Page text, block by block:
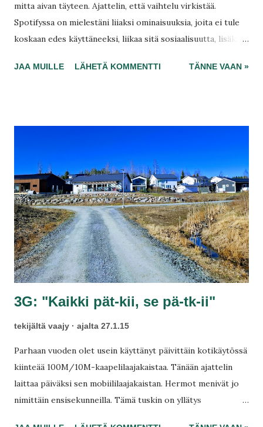
mitta aivan täyteen. Ajattelin, että vaihtelu virkistää.
Spotifyssa on mielestäni liiaksi ominaisuuksia, joita ei tule
koskaan edes käyttäneeksi, liikaa sitä sosiaalisuutta, lisäksi
asioista. Vaikken pidä muutoksista, olen valmis sellaiset
JAA MUILLE LÄHETÄ KOMMENTTI TÄNNE VAAN »
3G: "Kaikki pät-kii, se pä-tk-ii"
tekijältä vaajy ajalta 27.1.15
Parhaan vuoden olet usein käyttänyt päivittäin kotikäytössä
kiinteää 100M/10M-kaapelilaajakaistaa. Tänään ajattelin
laittaa päiväksi sen mobiililaajakaistan. Hermot menivät jo
nimittäin ensisekunneilla. Tämä tuskin on yllätys